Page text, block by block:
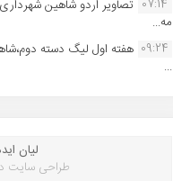
07:14 تصاویر اردو شاهین
مه...
09:24 هفته اول لیگ دسته
...
لیان
طراحی سایت